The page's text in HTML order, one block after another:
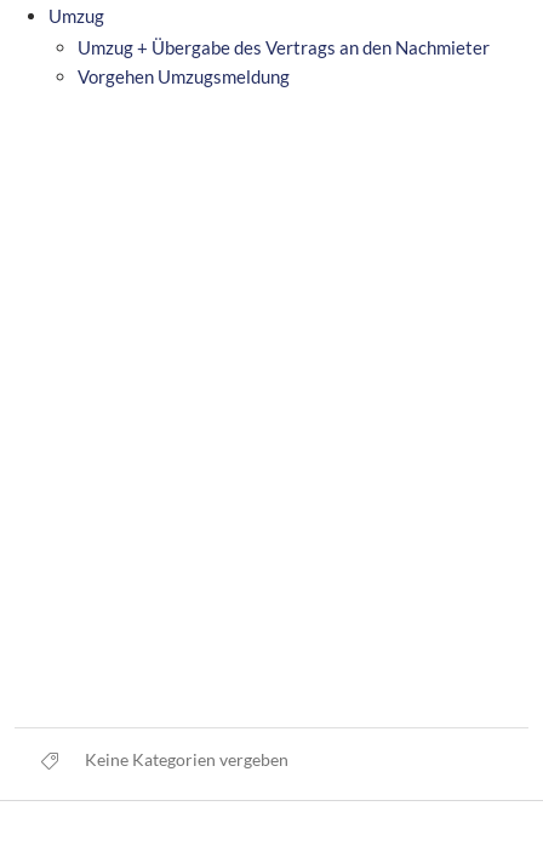
Umzug
Umzug + Übergabe des Vertrags an den Nachmieter
Vorgehen Umzugsmeldung
Keine Kategorien vergeben